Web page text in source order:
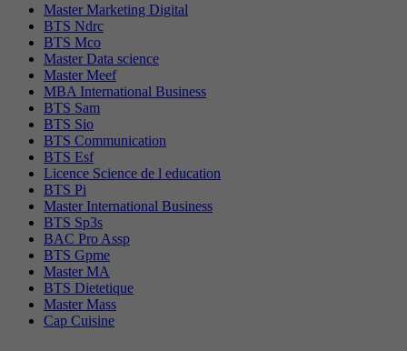
Master Marketing Digital
BTS Ndrc
BTS Mco
Master Data science
Master Meef
MBA International Business
BTS Sam
BTS Sio
BTS Communication
BTS Esf
Licence Science de l education
BTS Pi
Master International Business
BTS Sp3s
BAC Pro Assp
BTS Gpme
Master MA
BTS Dietetique
Master Mass
Cap Cuisine